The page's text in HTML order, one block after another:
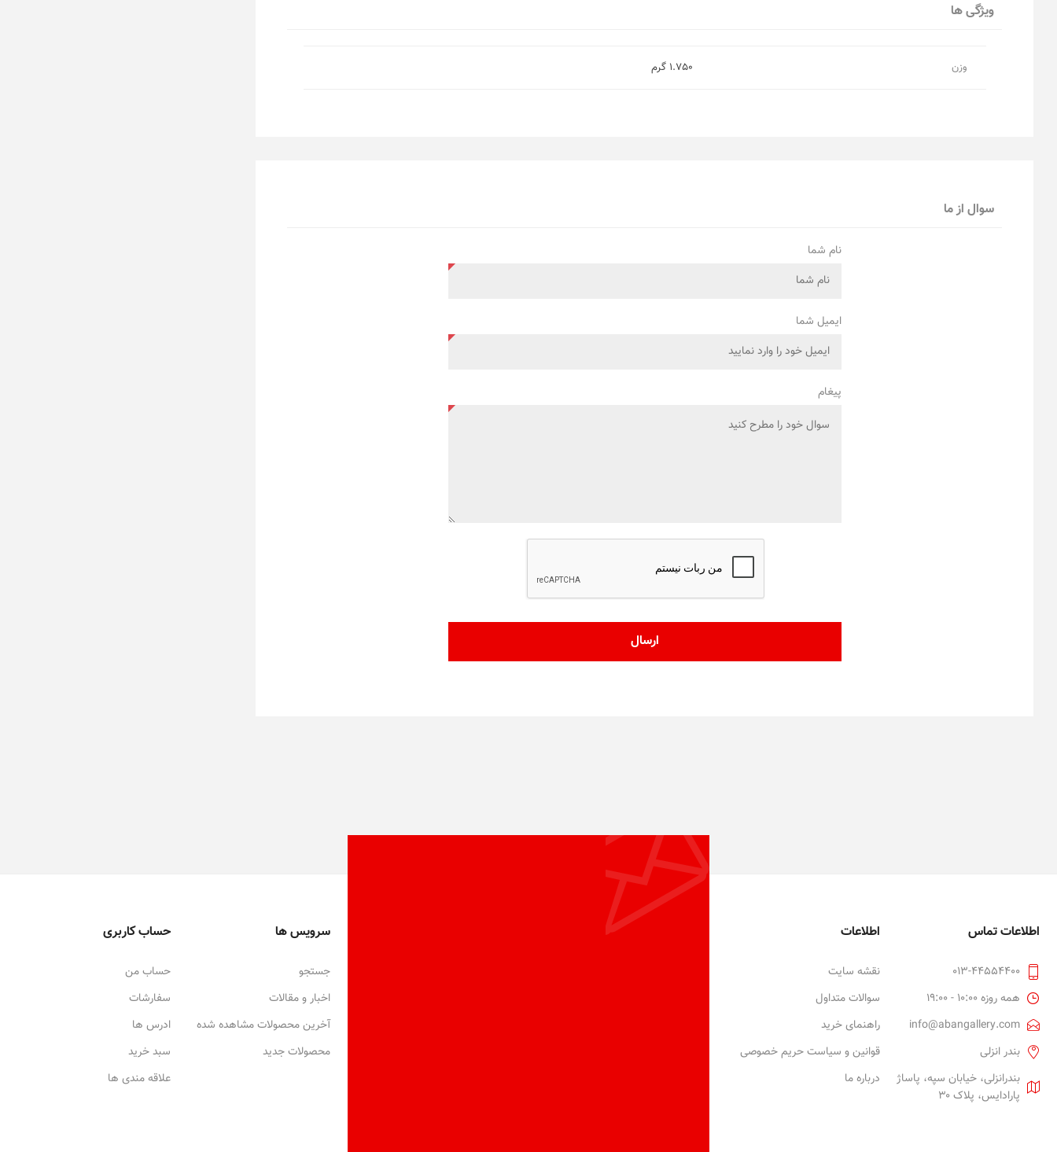
ویژگی ها
وزن 1.750 گرم
سوال از ما
نام شما
ایمیل شما
پیغام
اطلاعات تماس
013-44554400
همه روزه 10:00 - 19:00
info@abangallery.com
بندر انزلی
بندرانزلی، خیابان سپه، پاساژ
پارادایس، پلاک ۳۰
اطلاعات
نقشه سایت
سوالات متداول
راهنمای خرید
قوانین و سیاست حریم خصوصی
درباره ما
سرویس ها
جستجو
اخبار و مقالات
آخرین محصولات مشاهده شده
محصولات جدید
حساب کاربری
حساب من
سفارشات
ادرس ها
سبد خرید
علاقه مندی ها